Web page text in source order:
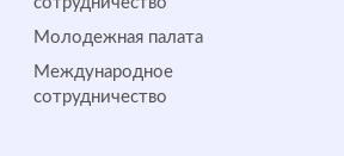
Молодежная палата
Международное
сотрудничество